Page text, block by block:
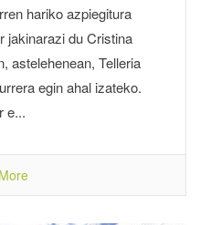
hariko azpiegitura
jakinarazi du Cristina
astelehenean, Telleria
egin ahal izateko.
e...